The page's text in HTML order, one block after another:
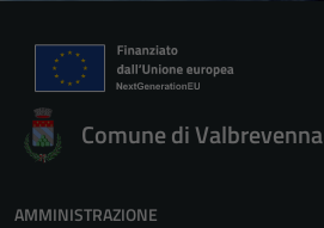
Comune di Valbrevenna
AMMINISTRAZIONE